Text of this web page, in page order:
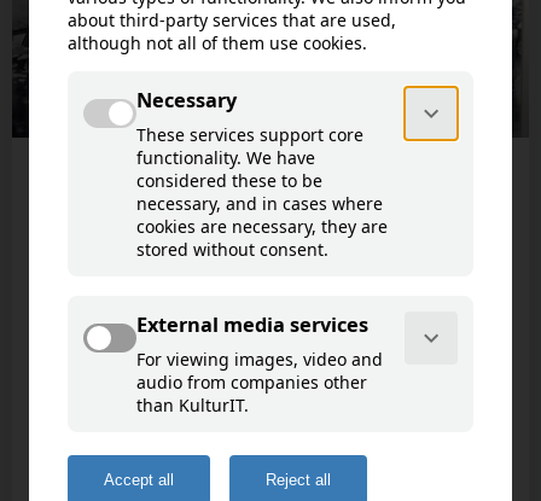
This article is not available in your
language.
Torvhandel
Goto map
Torvhandel med fiskebasaren på nedre del
Torvhandel ca. 1905